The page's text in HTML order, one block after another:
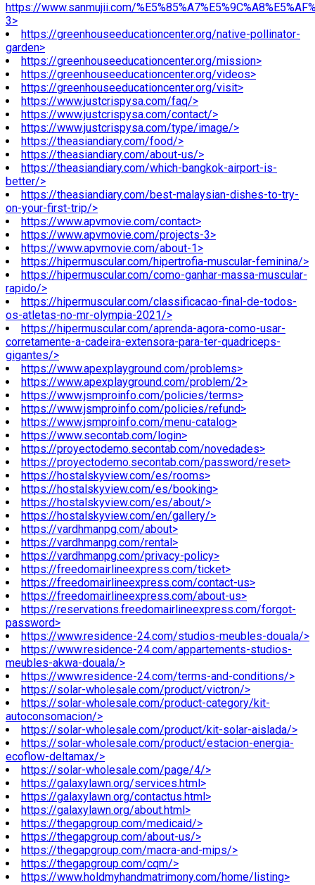
https://www.sanmujii.com/
3>
https://greenhouseeducationcenter.org/native-pollinator-
garden>
https://greenhouseeducationcenter.org/mission>
https://greenhouseeducationcenter.org/videos>
https://greenhouseeducationcenter.org/visit>
https://www.justcrispysa.com/faq/>
https://www.justcrispysa.com/contact/>
https://www.justcrispysa.com/type/image/>
https://theasiandiary.com/food/>
https://theasiandiary.com/about-us/>
https://theasiandiary.com/which-bangkok-airport-is-
better/>
https://theasiandiary.com/best-malaysian-dishes-to-try-
on-your-first-trip/>
https://www.apvmovie.com/contact>
https://www.apvmovie.com/projects-3>
https://www.apvmovie.com/about-1>
https://hipermuscular.com/hipertrofia-muscular-feminina/>
https://hipermuscular.com/como-ganhar-massa-muscular-
rapido/>
https://hipermuscular.com/classificacao-final-de-todos-
os-atletas-no-mr-olympia-2021/>
https://hipermuscular.com/aprenda-agora-como-usar-
corretamente-a-cadeira-extensora-para-ter-quadriceps-
gigantes/>
https://www.apexplayground.com/problems>
https://www.apexplayground.com/problem/2>
https://www.jsmproinfo.com/policies/terms>
https://www.jsmproinfo.com/policies/refund>
https://www.jsmproinfo.com/menu-catalog>
https://www.secontab.com/login>
https://proyectodemo.secontab.com/novedades>
https://proyectodemo.secontab.com/password/reset>
https://hostalskyview.com/es/rooms>
https://hostalskyview.com/es/booking>
https://hostalskyview.com/es/about/>
https://hostalskyview.com/en/gallery/>
https://vardhmanpg.com/about>
https://vardhmanpg.com/rental>
https://vardhmanpg.com/privacy-policy>
https://freedomairlineexpress.com/ticket>
https://freedomairlineexpress.com/contact-us>
https://freedomairlineexpress.com/about-us>
https://reservations.freedomairlineexpress.com/forgot-
password>
https://www.residence-24.com/studios-meubles-douala/>
https://www.residence-24.com/appartements-studios-
meubles-akwa-douala/>
https://www.residence-24.com/terms-and-conditions/>
https://solar-wholesale.com/product/victron/>
https://solar-wholesale.com/product-category/kit-
autoconsomacion/>
https://solar-wholesale.com/product/kit-solar-aislada/>
https://solar-wholesale.com/product/estacion-energia-
ecoflow-deltamax/>
https://solar-wholesale.com/page/4/>
https://galaxylawn.org/services.html>
https://galaxylawn.org/contactus.html>
https://galaxylawn.org/about.html>
https://thegapgroup.com/medicaid/>
https://thegapgroup.com/about-us/>
https://thegapgroup.com/macra-and-mips/>
https://thegapgroup.com/cqm/>
https://www.holdmyhandmatrimony.com/home/listing>